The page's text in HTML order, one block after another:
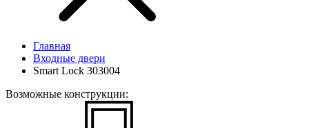
Главная
Входные двери
Smart Lock 303004
Возможные конструкции: